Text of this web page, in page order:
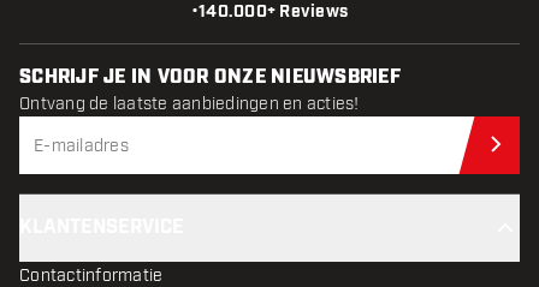
•140.000+ Reviews
SCHRIJF JE IN VOOR ONZE NIEUWSBRIEF
Ontvang de laatste aanbiedingen en acties!
Contactinformatie